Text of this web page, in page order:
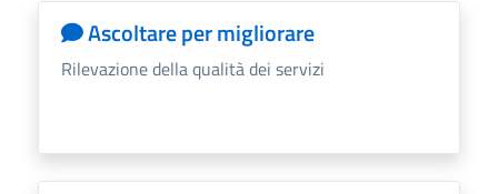
Ascoltare per migliorare
Rilevazione della qualità dei servizi